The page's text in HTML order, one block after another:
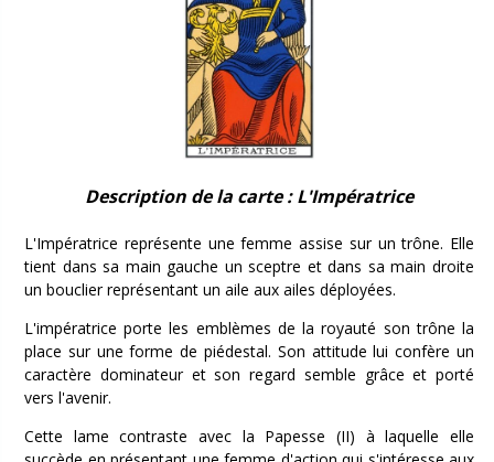
Description de la carte : L'Impératrice
L'Impératrice représente une femme assise sur un trône. Elle
tient dans sa main gauche un sceptre et dans sa main droite
un bouclier représentant un aile aux ailes déployées.
L'impératrice porte les emblèmes de la royauté son trône la
place sur une forme de piédestal. Son attitude lui confère un
caractère dominateur et son regard semble grâce et porté
vers l'avenir.
Cette lame contraste avec la Papesse (II) à laquelle elle